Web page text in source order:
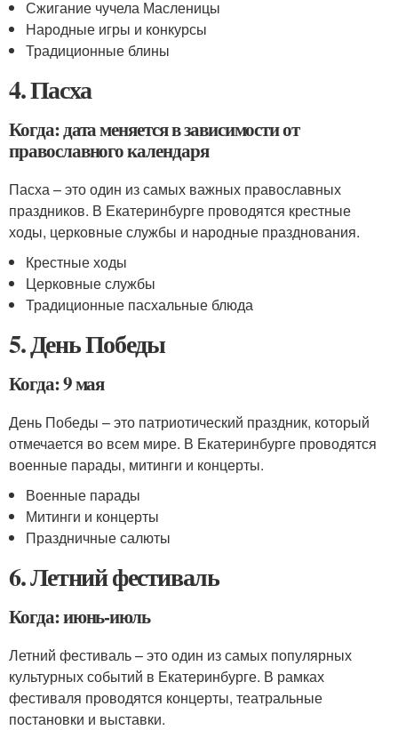
Сжигание чучела Масленицы
Народные игры и конкурсы
Традиционные блины
4. Пасха
Когда: дата меняется в зависимости от
православного календаря
Пасха – это один из самых важных православных
праздников. В Екатеринбурге проводятся крестные
ходы, церковные службы и народные празднования.
Крестные ходы
Церковные службы
Традиционные пасхальные блюда
5. День Победы
Когда: 9 мая
День Победы – это патриотический праздник, который
отмечается во всем мире. В Екатеринбурге проводятся
военные парады, митинги и концерты.
Военные парады
Митинги и концерты
Праздничные салюты
6. Летний фестиваль
Когда: июнь-июль
Летний фестиваль – это один из самых популярных
культурных событий в Екатеринбурге. В рамках
фестиваля проводятся концерты, театральные
постановки и выставки.